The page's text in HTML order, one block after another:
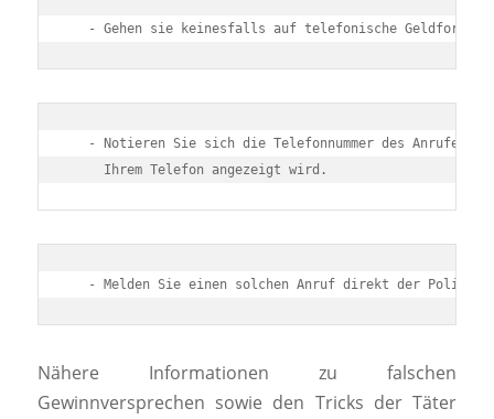
- Gehen sie keinesfalls auf telefonische
- Notieren Sie sich die Telefonnummer des Anrufers,
     Ihrem Telefon angezeigt wird.
   - Melden Sie einen solchen Anruf direkt der Polizei
Nähere Informationen zu falschen
Gewinnversprechen sowie den Tricks der Täter